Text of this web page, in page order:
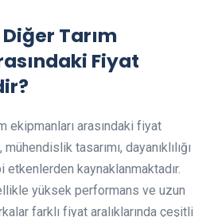
Tarım
Fiyat
ekipmanları arasındaki fiyat
tasarımı, dayanıklılığı
etkenlerden kaynaklanmaktadır.
yüksek performans ve uzun
farklı fiyat aralıklarında çeşitli